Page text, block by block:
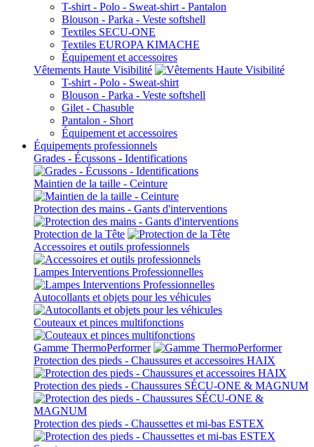
T-shirt - Polo - Sweat-shirt - Pantalon
Blouson - Parka - Veste softshell
Textiles SECU-ONE
Textiles EUROPA KIMACHE
Équipement et accessoires
Vêtements Haute Visibilité
T-shirt - Polo - Sweat-shirt
Blouson - Parka - Veste softshell
Gilet - Chasuble
Pantalon - Short
Équipement et accessoires
Équipements professionnels
Grades - Écussons - Identifications
Maintien de la taille - Ceinture
Protection des mains - Gants d'interventions
Protection de la Tête
Accessoires et outils professionnels
Lampes Interventions Professionnelles
Autocollants et objets pour les véhicules
Couteaux et pinces multifonctions
Gamme ThermoPerformer
Protection des pieds - Chaussures et accessoires HAIX
Protection des pieds - Chaussures SÉCU-ONE & MAGNUM
Protection des pieds - Chaussettes et mi-bas ESTEX